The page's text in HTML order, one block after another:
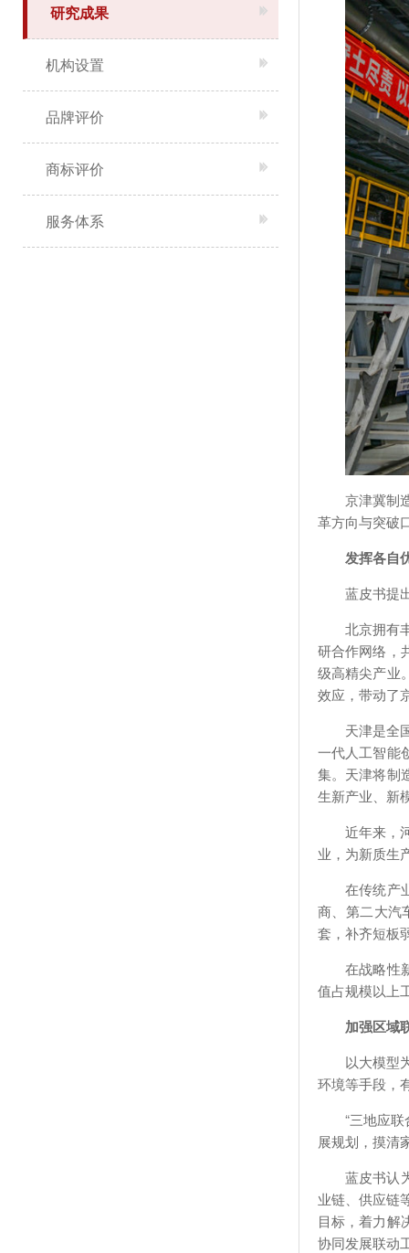
研究成果
机构设置
品牌评价
商标评价
服务体系
京津冀制
革方向与突破
发挥各自
蓝皮书提
北京拥有
研合作网络，
级高精尖产业
效应，带动了
天津是全
一代人工智能
集。天津将制
生新产业、新
近年来，
业，为新质生
在传统产
商、第二大汽
套，补齐短板
在战略性
值占规模以上
加强区域
以大模型
环境等手段，
“三地应
展规划，摸清
蓝皮书认
业链、供应链
目标，着力解
协同发展联动